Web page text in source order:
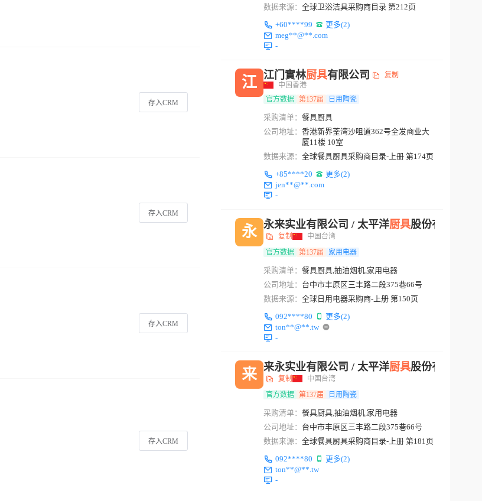
存入CRM
存入CRM
存入CRM
存入CRM
数据来源：全球卫浴洁具采购商目录 第212页
+60****99
更多(2)
meg**@**.com
-
江 江门實林厨具有限公司
复制
中国香港
官方数据 第137届 日用陶瓷
采购清单：餐具厨具
公司地址：香港新界荃湾沙咀道362号全发商业大
厦11楼 10室
数据来源：全球餐具厨具采购商目录-上册 第174页
+85****20
更多(2)
jen**@**.com
-
永 永来实业有限公司 / 太平洋厨具股份有限公司
复制
中国台湾
官方数据 第137届 家用电器
采购清单：餐具厨具,抽油烟机,家用电器
公司地址： 台中市丰原区三丰路二段375巷66号
数据来源：全球日用电器采购商-上册 第150页
092****80
更多(2)
ton**@**.tw
-
来 来永实业有限公司 / 太平洋厨具股份有限公司
复制
中国台湾
官方数据 第137届 日用陶瓷
采购清单：餐具厨具,抽油烟机,家用电器
公司地址： 台中市丰原区三丰路二段375巷66号
数据来源：全球餐具厨具采购商目录-上册 第181页
092****80
更多(2)
ton**@**.tw
-